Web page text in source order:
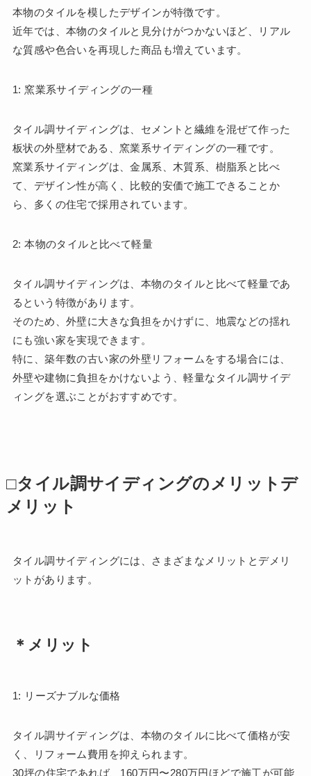
本物のタイルを模したデザインが特徴です。
近年では、本物のタイルと見分けがつかないほど、リアル
な質感や色合いを再現した商品も増えています。
1: 窯業系サイディングの一種
タイル調サイディングは、セメントと繊維を混ぜて作った
板状の外壁材である、窯業系サイディングの一種です。
窯業系サイディングは、金属系、木質系、樹脂系と比べ
て、デザイン性が高く、比較的安価で施工できることか
ら、多くの住宅で採用されています。
2: 本物のタイルと比べて軽量
タイル調サイディングは、本物のタイルと比べて軽量であ
るという特徴があります。
そのため、外壁に大きな負担をかけずに、地震などの揺れ
にも強い家を実現できます。
特に、築年数の古い家の外壁リフォームをする場合には、
外壁や建物に負担をかけないよう、軽量なタイル調サイデ
ィングを選ぶことがおすすめです。
□タイル調サイディングのメリットデ
メリット
タイル調サイディングには、さまざまなメリットとデメリ
ットがあります。
＊メリット
1: リーズナブルな価格
タイル調サイディングは、本物のタイルに比べて価格が安
く、リフォーム費用を抑えられます。
30坪の住宅であれば、160万円〜280万円ほどで施工が可能